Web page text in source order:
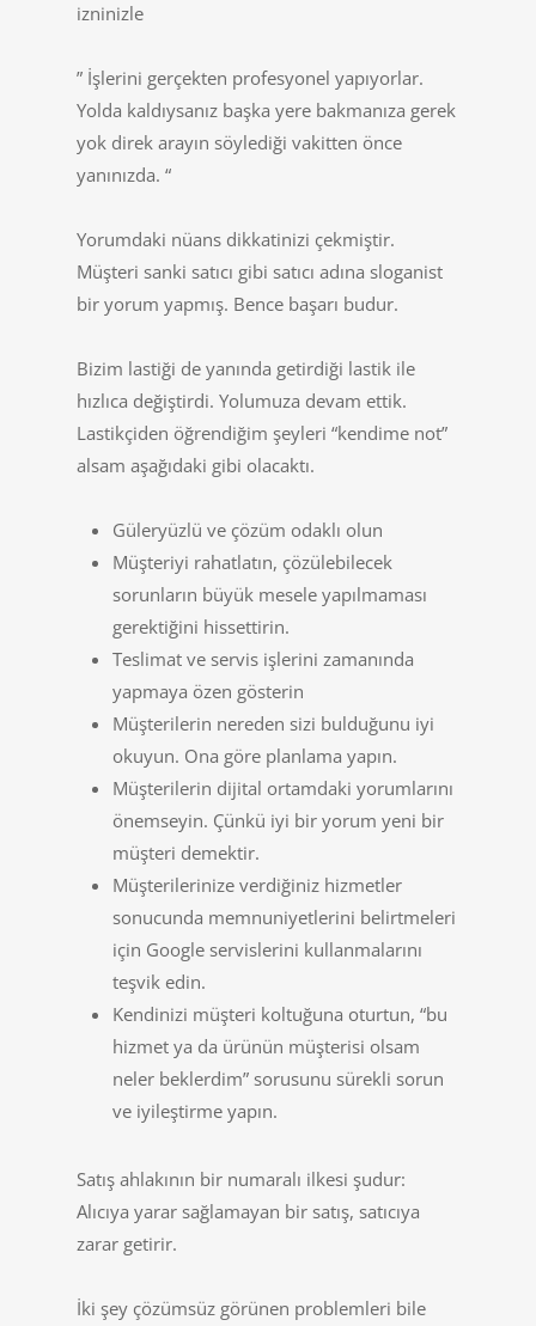
izninizle
” İşlerini gerçekten profesyonel yapıyorlar.
Yolda kaldıysanız başka yere bakmanıza gerek
yok direk arayın söylediği vakitten önce
yanınızda. “
Yorumdaki nüans dikkatinizi çekmiştir.
Müşteri sanki satıcı gibi satıcı adına sloganist
bir yorum yapmış. Bence başarı budur.
Bizim lastiği de yanında getirdiği lastik ile
hızlıca değiştirdi. Yolumuza devam ettik.
Lastikçiden öğrendiğim şeyleri “kendime not”
alsam aşağıdaki gibi olacaktı.
Güleryüzlü ve çözüm odaklı olun
Müşteriyi rahatlatın, çözülebilecek
sorunların büyük mesele yapılmaması
gerektiğini hissettirin.
Teslimat ve servis işlerini zamanında
yapmaya özen gösterin
Müşterilerin nereden sizi bulduğunu iyi
okuyun. Ona göre planlama yapın.
Müşterilerin dijital ortamdaki yorumlarını
önemseyin. Çünkü iyi bir yorum yeni bir
müşteri demektir.
Müşterilerinize verdiğiniz hizmetler
sonucunda memnuniyetlerini belirtmeleri
için Google servislerini kullanmalarını
teşvik edin.
Kendinizi müşteri koltuğuna oturtun, “bu
hizmet ya da ürünün müşterisi olsam
neler beklerdim” sorusunu sürekli sorun
ve iyileştirme yapın.
Satış ahlakının bir numaralı ilkesi şudur:
Alıcıya yarar sağlamayan bir satış, satıcıya
zarar getirir.
İki şey çözümsüz görünen problemleri bile